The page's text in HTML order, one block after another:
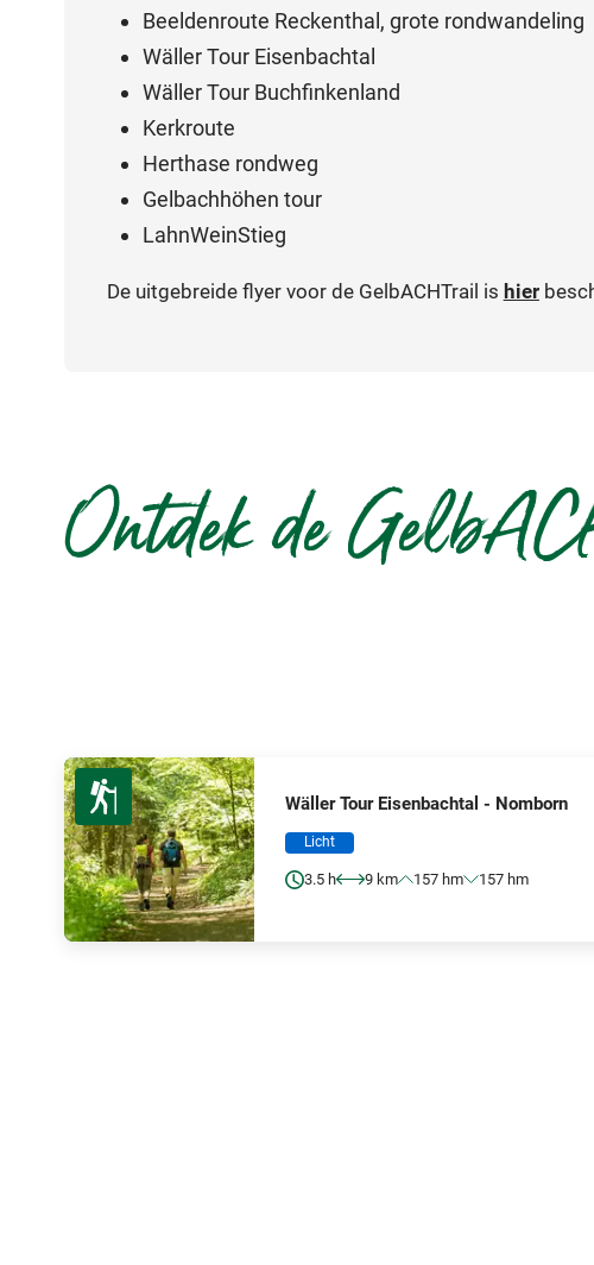
Beeldenroute Reckenthal, grote rondwandeling
Wäller Tour Eisenbachtal
Wäller Tour Buchfinkenland
Kerkroute
Herthase rondweg
Gelbachhöhen tour
LahnWeinStieg
De uitgebreide flyer voor de GelbACHTrail is hier
Ontdek de
Wäller Tour Eisenbachtal - Nomborn
Licht
3.5 h 9 km 157 hm 157 hm